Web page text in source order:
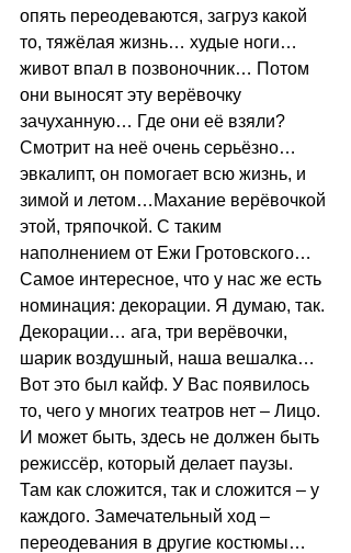
опять переодеваются, загруз какой
то, тяжёлая жизнь… худые ноги…
живот впал в позвоночник… Потом
они выносят эту верёвочку
зачуханную… Где они её взяли?
Смотрит на неё очень серьёзно…
эвкалипт, он помогает всю жизнь, и
зимой и летом…Махание верёвочкой
этой, тряпочкой. С таким
наполнением от Ежи Гротовского…
Самое интересное, что у нас же есть
номинация: декорации. Я думаю, так.
Декорации… ага, три верёвочки,
шарик воздушный, наша вешалка…
Вот это был кайф. У Вас появилось
то, чего у многих театров нет – Лицо.
И может быть, здесь не должен быть
режиссёр, который делает паузы.
Там как сложится, так и сложится – у
каждого. Замечательный ход –
переодевания в другие костюмы…